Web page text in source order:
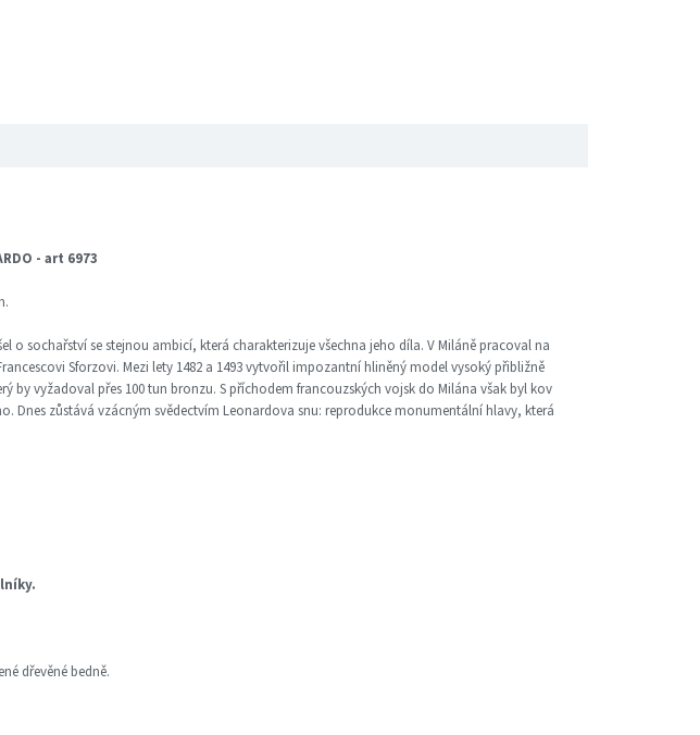
- art 6973
o sochařství se stejnou ambicí, která charakterizuje všechna jeho díla. V Miláně pracoval na
Sforzovi. Mezi lety 1482 a 1493 vytvořil impozantní hliněný model vysoký přibližně
by vyžadoval přes 100 tun bronzu. S příchodem francouzských vojsk do Milána však byl kov
Dnes zůstává vzácným svědectvím Leonardova snu: reprodukce monumentální hlavy, která
dřevěné bedně.